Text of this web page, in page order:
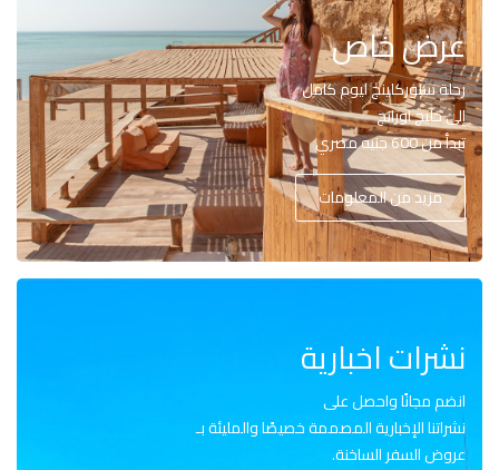
عرض خاص
رحلة سنوركلينج ليوم كامل
إلى خليج اورانج
تبدأ من 600 جنيه مصري
مزيد من المعلومات
نشرات اخبارية
انضم مجانًا واحصل على
نشراتنا الإخبارية المصممة خصيصًا والمليئة بـ
عروض السفر الساخنة.